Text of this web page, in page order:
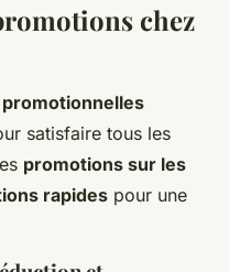
chez
satisfaire tous les
promotions sur les
rapides pour une